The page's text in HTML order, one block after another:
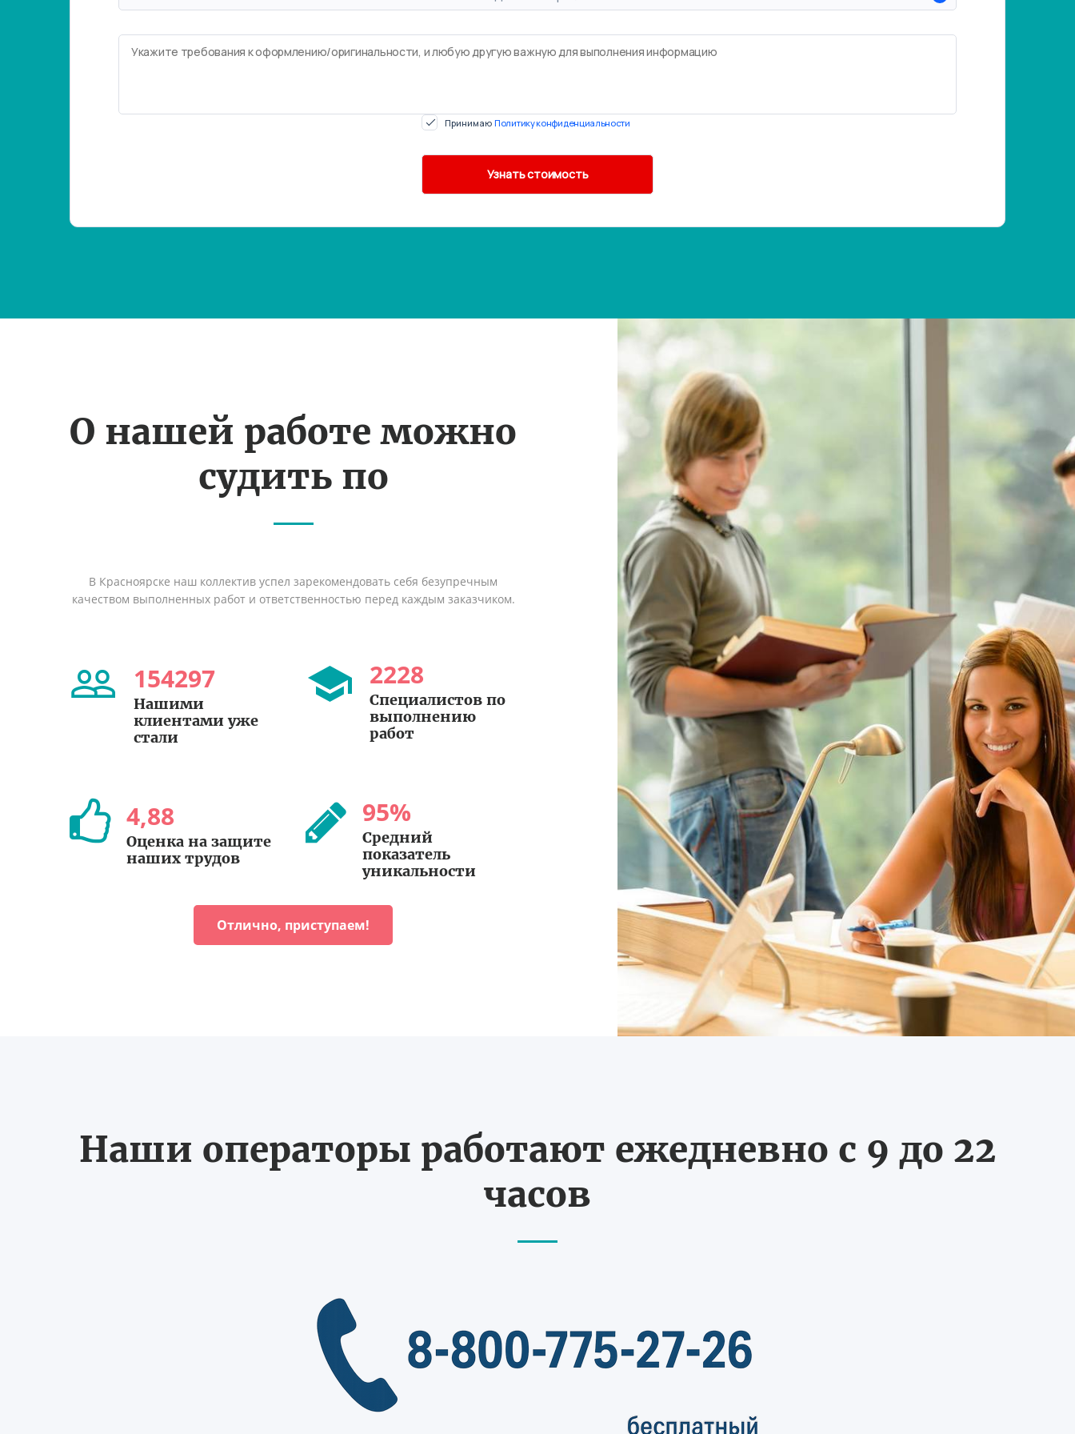
Принимаю Политику конфиденциальности
О нашей работе можно
судить по
В Красноярске наш коллектив успел зарекомендовать себя безупречным
качеством выполненных работ и ответственностью перед каждым заказчиком.
154297
Нашими
клиентами уже
стали
2228
Специалистов по
выполнению
работ
4,88
Оценка на защите
наших трудов
95%
Средний
показатель
уникальности
Отлично, приступаем!
Наши операторы работают ежедневно с 9 до 22
часов